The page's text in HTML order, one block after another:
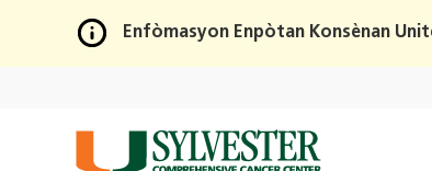
Skip
Main
Content
Enfòmasyon Enpòtan Konsènan